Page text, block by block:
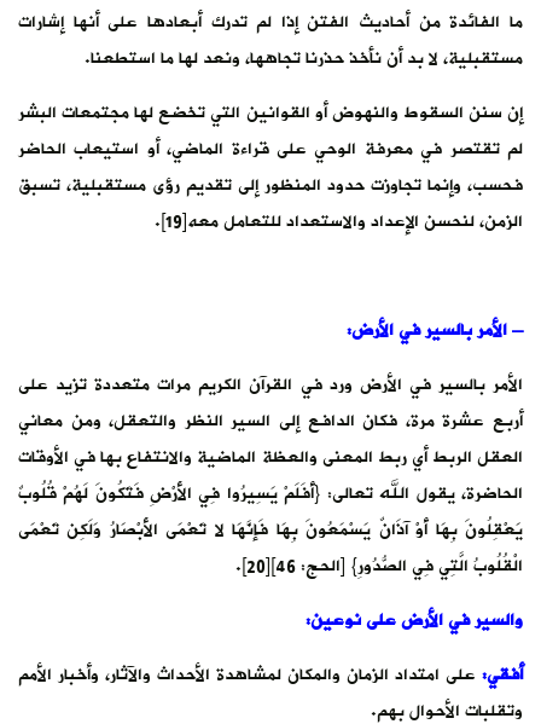
ما الفائدة من أحاديث الفتن إذا لم تدرك أبعادها على أنها إشارات
مستقبلية، لا بد أن نأخذ حذرنا تجاهها، ونعد لها ما استطعنا.
إن سنن السقوط والنهوض أو القوانين التي تخضع لها مجتمعات البشر
لم تقتصر في معرفة الوحي على قراءة الماضي، أو استيعاب الحاضر
فحسب، وإنما تجاوزت حدود المنظور إلى تقديم رؤى مستقبلية، تسبق
الزمن، لنحسن الإعداد والاستعداد للتعامل معه[19].
–الأمر بالسير في الأرض:
الأمر بالسير في الأرض ورد في القرآن الكريم مرات متعددة تزيد على
أربع عشرة مرة، فكان الدافع إلى السير النظر والتعقل، ومن معاني
العقل الربط أي ربط المعنى والعظة الماضية والانتفاع بها في الأوقات
الحاضرة، يقول الله تعالى: {أَفَلَمْ يَسِيرُوا فِي الأَرْضِ فَتَكُونَ لَهُمْ قُلُوبٌ
يَعْقِلُونَ بِهَا أَوْ آذَانٌ يَسْمَعُونَ بِهَا فَإنَّهَا لا تَعْمَى الأَبْصَارُ وَلَكِن تَعْمَى
الْقُلُوبُ الَّتِي فِي الصُّدُورِ} [الحج: 46][20].
والسير في الأرض على نوعين:
أفقي: على امتداد الزمان والمكان لمشاهدة الأحداث والآثار، وأخبار الأمم
وتقلبات الأحوال بهم.